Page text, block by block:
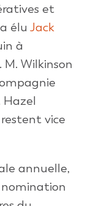
et
élu Jack
à
Wilkinson
Hazel
vice
annuelle,